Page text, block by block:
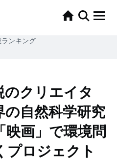
ランキング
のクリエイタ
の自然科学研究
画」で環境問
プロジェクト